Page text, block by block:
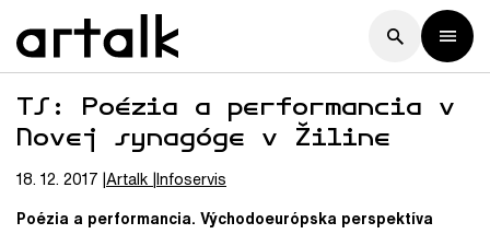
TS: Poézia a performancia v
Novej synagóge v Žiline
18. 12. 2017 Artalk Infoservis
Poézia a performancia. Východoeurópska perspektíva